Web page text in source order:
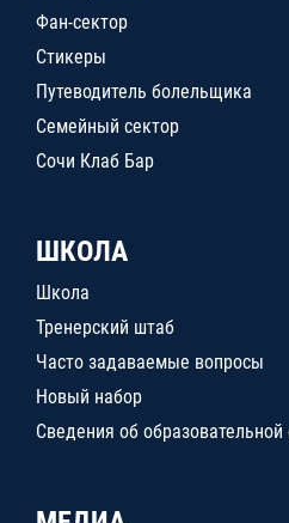
Фан-сектор
Стикеры
Путеводитель болельщика
Семейный сектор
Сочи Клаб Бар
ШКОЛА
Школа
Тренерский штаб
Часто задаваемые вопросы
Новый набор
Сведения об образовательной